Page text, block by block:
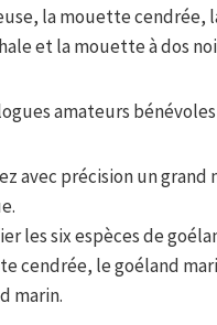
la mouette cendrée,
et la mouette à dos
amateurs
avec précision un
les six espèces de
cendrée, le goéland
marin.